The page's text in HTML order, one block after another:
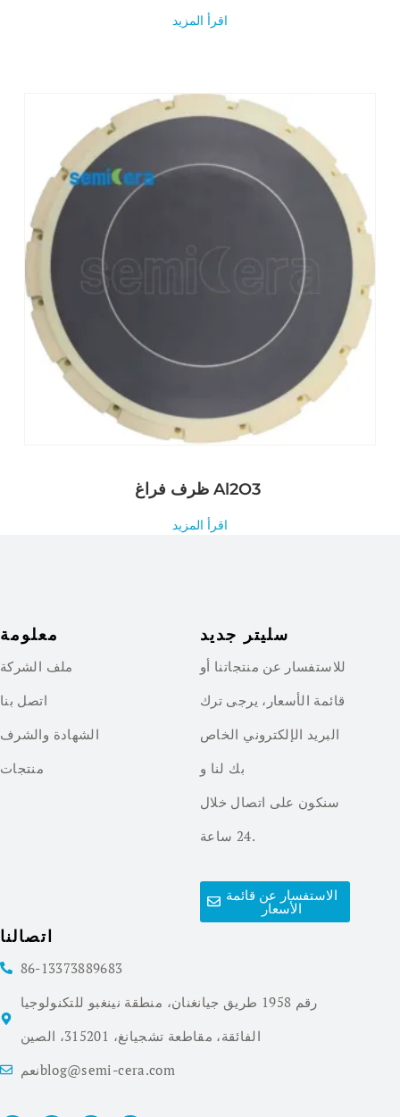
اقرأ المزيد
ظرف فراغ Al2O3
اقرأ المزيد
معلومة
ملف الشركة
اتصل بنا
الشهادة والشرف
منتجات
سليتر جديد
للاستفسار عن منتجاتنا أو
قائمة الأسعار، يرجى ترك
البريد الإلكتروني الخاص
بك لنا و
سنكون على اتصال خلال
24 ساعة.
الاستفسار عن قائمة
الأسعار
اتصالنا
86-13373889683
رقم 1958 طريق جيانغنان، منطقة نينغبو للتكنولوجيا
الفائقة، مقاطعة تشجيانغ، 315201، الصين
نعمblog@semi-cera.com